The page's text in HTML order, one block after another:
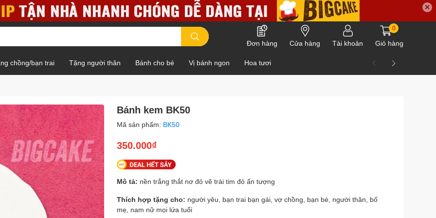
✕
Đơn hàng Cửa hàng Tài khoản
0
Giỏ hàng
chồng/bạn trai Tặng người thân Bánh cho bé Vị bánh ngon Hoa tươi
Bánh kem BK50
Mã sản phẩm: BK50
350.000₫
Mô tả: nền trắng thắt nơ đỏ vẽ trái tim đỏ ấn tượng
Thích hợp tặng cho: người yêu, bạn trai bạn gái, vợ chồng, bạn bè, người thân, bố
mẹ, nam nữ mọi lứa tuổi